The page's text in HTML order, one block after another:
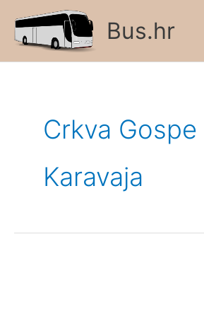
content
Bus.hr
Crkva Gospe
Karavaja